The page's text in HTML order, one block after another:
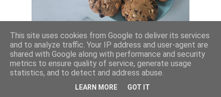
Kresen hobbykokk & selvlært oppskriftsutvikler.
Lidenskapelig opptatt av å lage mat fra bunnen av,
elsker å bake og å spise kaker.
Vegetarianer på deltid.
This site uses cookies from Google to deliver its services
and to analyze traffic. Your IP address and user-agent are
shared with Google along with performance and security
metrics to ensure quality of service, generate usage
statistics, and to detect and address abuse.
LEARN MORE GOT IT